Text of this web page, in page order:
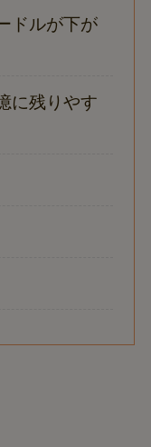
ドルが下が
に残りやす